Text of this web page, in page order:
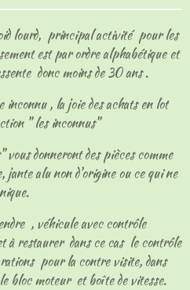
g
r
g
r
g
r
g
r
lourd, principal activité pour les
est par ordre alphabétique et
donc moins de 30 ans .
, la joie des achats en lot
" les inconnus"
donneront des pièces comme
jante alu non d'origine ou ce qui ne
, véhicule avec contrôle
à restaurer dans ce cas le contrôle
pour la contre visite, dans
bloc moteur et boîte de vitesse.